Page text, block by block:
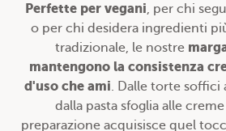
Perfette per vegani, per chi
o per chi desidera ingredienti
tradizionale, le nostre
mantengono la consistenza
d'uso che ami. Dalle torte soffici
dalla pasta sfoglia alle
preparazione acquisisce quel